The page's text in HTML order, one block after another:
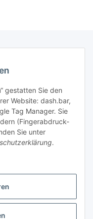
gestatten Sie den
Website: dash.bar,
Tag Manager. Sie
(Fingerabdruck-
Sie unter
.